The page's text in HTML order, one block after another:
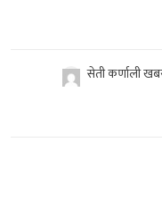
सेती कर्णाली